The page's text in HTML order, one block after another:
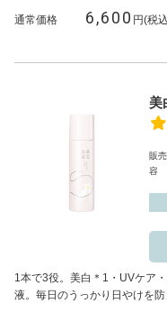
通常価格 6,600 円(税
美
販
容
1本で3役。美白 ＊1 ・UVケア
液。毎日のうっかり日やけを